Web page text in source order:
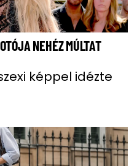
NEHÉZ MÚLTAT
képpel idézte